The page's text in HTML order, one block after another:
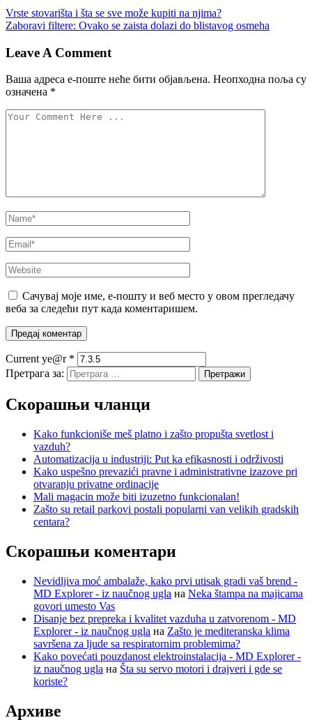
Vrste stovarišta i šta se sve može kupiti na njima?
Zaboravi filtere: Ovako se zaista dolazi do blistavog osmeha
Leave A Comment
Ваша адреса е-поште неће бити објављена. Неопходна поља су
означена *
Сачувај моје име, е-пошту и веб место у овом прегледачу
веба за следећи пут када коментаришем.
Current ye@r *
Претрага за:
Скорашњи чланци
Kako funkcioniše meš platno i zašto propušta svetlost i
vazduh?
Automatizacija u industriji: Put ka efikasnosti i održivosti
Kako uspešno prevazići pravne i administrativne izazove pri
otvaranju privatne ordinacije
Mali magacin može biti izuzetno funkcionalan!
Zašto su retail parkovi postali popularni van velikih gradskih
centara?
Скорашњи коментари
Nevidljiva moć ambalaže, kako prvi utisak gradi vaš brend -
MD Explorer - iz naučnog ugla на Neka štampa na majicama
govori umesto Vas
Disanje bez prepreka i kvalitet vazduha u zatvorenom - MD
Explorer - iz naučnog ugla на Zašto je mediteranska klima
savršena za ljude sa respiratornim problemima?
Kako povećati pouzdanost elektroinstalacija - MD Explorer -
iz naučnog ugla на Šta su servo motori i drajveri i gde se
koriste?
Архиве